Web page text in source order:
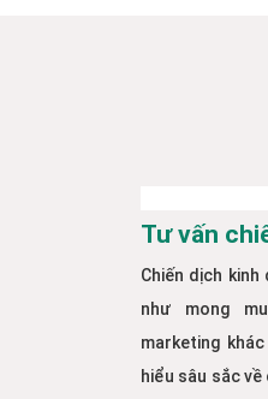
Tư vấn
Chiến dịch
như mong
marketing
hiểu sâu sắc